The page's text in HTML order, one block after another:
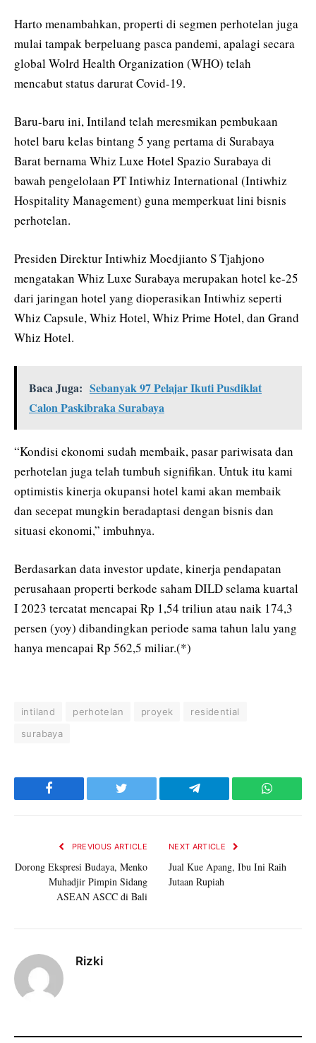
Harto menambahkan, properti di segmen perhotelan juga
mulai tampak berpeluang pasca pandemi, apalagi secara
global Wolrd Health Organization (WHO) telah
mencabut status darurat Covid-19.
Baru-baru ini, Intiland telah meresmikan pembukaan
hotel baru kelas bintang 5 yang pertama di Surabaya
Barat bernama Whiz Luxe Hotel Spazio Surabaya di
bawah pengelolaan PT Intiwhiz International (Intiwhiz
Hospitality Management) guna memperkuat lini bisnis
perhotelan.
Presiden Direktur Intiwhiz Moedjianto S Tjahjono
mengatakan Whiz Luxe Surabaya merupakan hotel ke-25
dari jaringan hotel yang dioperasikan Intiwhiz seperti
Whiz Capsule, Whiz Hotel, Whiz Prime Hotel, dan Grand
Whiz Hotel.
Baca Juga: Sebanyak 97 Pelajar Ikuti Pusdiklat
Calon Paskibraka Surabaya
“Kondisi ekonomi sudah membaik, pasar pariwisata dan
perhotelan juga telah tumbuh signifikan. Untuk itu kami
optimistis kinerja okupansi hotel kami akan membaik
dan secepat mungkin beradaptasi dengan bisnis dan
situasi ekonomi,” imbuhnya.
Berdasarkan data investor update, kinerja pendapatan
perusahaan properti berkode saham DILD selama kuartal
I 2023 tercatat mencapai Rp 1,54 triliun atau naik 174,3
persen (yoy) dibandingkan periode sama tahun lalu yang
hanya mencapai Rp 562,5 miliar.(*)
intiland perhotelan proyek
residential
surabaya
Facebook Twitter Telegram
PREVIOUS ARTICLE
Dorong Ekspresi Budaya, Menko
Muhadjir Pimpin Sidang
ASEAN ASCC di Bali
NEXT ARTICLE
Jual Kue Apang, Ibu Ini Raih
Jutaan Rupiah
Rizki